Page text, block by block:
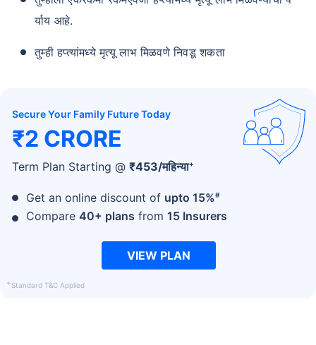
र्याय आहे.
तुम्ही हप्त्यांमध्ये मृत्यू लाभ मिळवणे निवडू शकता
Secure Your Family Future Today
₹2 CRORE
Term Plan Starting @ ₹453/महिन्या+
Get an online discount of upto 15%#
Compare 40+ plans from 15 Insurers
VIEW PLAN
+Standard T&C Applied